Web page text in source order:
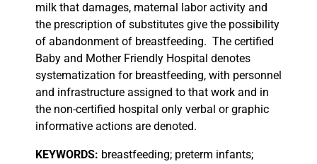
milk that damages, maternal labor activity and
the prescription of substitutes give the possibility
of abandonment of breastfeeding. The certified
Baby and Mother Friendly Hospital denotes
systematization for breastfeeding, with personnel
and infrastructure assigned to that work and in
the non-certified hospital only verbal or graphic
informative actions are denoted.
KEYWORDS: breastfeeding; preterm infants;